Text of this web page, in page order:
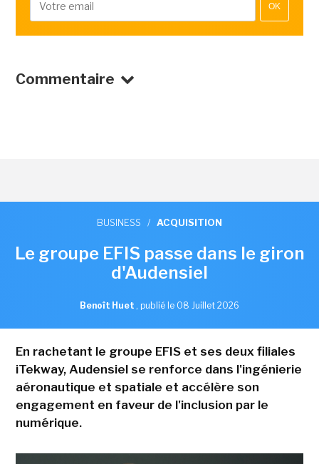
OK
Commentaire
BUSINESS / ACQUISITION
Le groupe EFIS passe dans le giron
d'Audensiel
Benoît Huet , publié le 08 Juillet 2026
En rachetant le groupe EFIS et ses deux filiales
iTekway, Audensiel se renforce dans l'ingénierie
aéronautique et spatiale et accélère son
engagement en faveur de l'inclusion par le
numérique.